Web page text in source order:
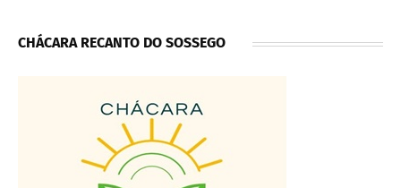
CHÁCARA RECANTO DO SOSSEGO